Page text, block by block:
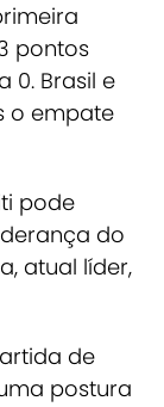
pontos
0. Brasil e
o empate
pode
do
atual líder,
de
postura